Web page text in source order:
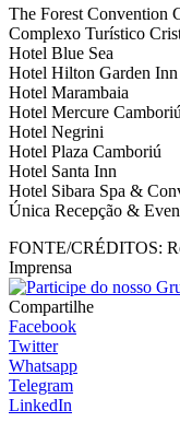
The Forest Convention
Complexo Turístico
Hotel Blue Sea
Hotel Hilton Garden Inn
Hotel Marambaia
Hotel Mercure Camboriú
Hotel Negrini
Hotel Plaza Camboriú
Hotel Santa Inn
Hotel Sibara Spa &
Única Recepção &
FONTE/CRÉDITOS:
Imprensa
Compartilhe
Facebook
Twitter
Whatsapp
Telegram
LinkedIn